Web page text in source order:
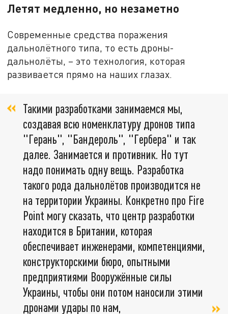
Летят медленно, но незаметно
Современные средства поражения
дальнолётного типа, то есть дроны-
дальнолёты, – это технология, которая
развивается прямо на наших глазах.
Такими разработками занимаемся мы,
создавая всю номенклатуру дронов типа
"Герань", "Бандероль", "Гербера" и так
далее. Занимается и противник. Но тут
надо понимать одну вещь. Разработка
такого рода дальнолётов производится не
на территории Украины. Конкретно про Fire
Point могу сказать, что центр разработки
находится в Британии, которая
обеспечивает инженерами, компетенциями,
конструкторскими бюро, опытными
предприятиями Вооружённые силы
Украины, чтобы они потом наносили этими
дронами удары по нам,